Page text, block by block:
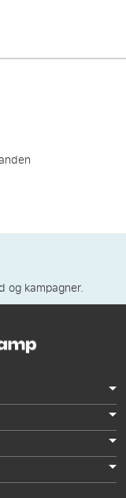
kampagner.